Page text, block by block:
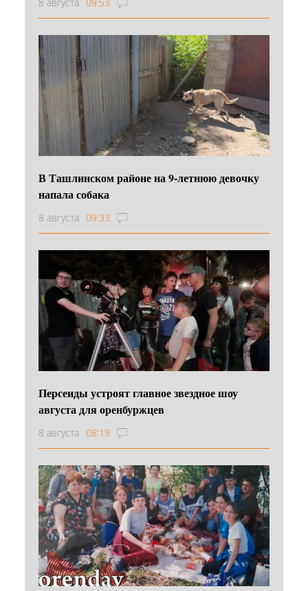
8 августа 09:53
В Ташлинском районе на 9-летнюю девочку
напала собака
8 августа 09:33
Персеиды устроят главное звездное шоу
августа для оренбуржцев
8 августа 08:19